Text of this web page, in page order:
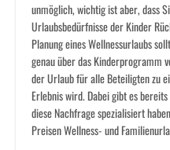
unmöglich, wichtig ist aber, dass
Urlaubsbedürfnisse der Kinder
Planung eines Wellnessurlaubs
genau über das Kinderprogramm
der Urlaub für alle Beteiligten zu
Erlebnis wird. Dabei gibt es
diese Nachfrage spezialisiert
Preisen Wellness- und